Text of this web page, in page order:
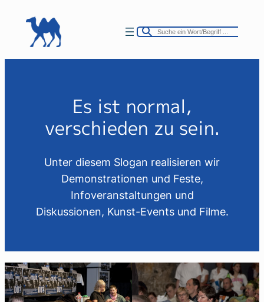
Inhalt
springen
Es ist normal,
verschieden zu sein.
Unter diesem Slogan realisieren wir
Demonstrationen und Feste,
Infoveranstaltungen und
Diskussionen, Kunst-Events und Filme.